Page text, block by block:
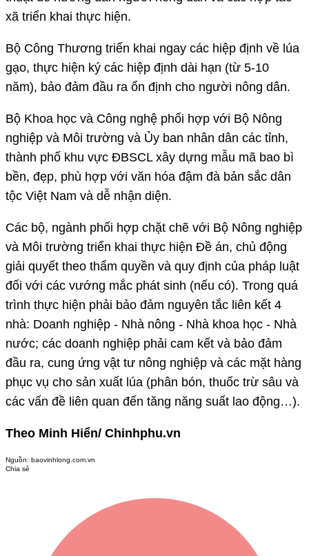
xã triển khai thực hiện.
Bộ Công Thương triển khai ngay các hiệp định về lúa
gạo, thực hiện ký các hiệp định dài hạn (từ 5-10
năm), bảo đảm đầu ra ổn định cho người nông dân.
Bộ Khoa học và Công nghệ phối hợp với Bộ Nông
nghiệp và Môi trường và Ủy ban nhân dân các tỉnh,
thành phố khu vực ĐBSCL xây dựng mẫu mã bao bì
bền, đẹp, phù hợp với văn hóa đậm đà bản sắc dân
tộc Việt Nam và dễ nhận diện.
Các bộ, ngành phối hợp chặt chẽ với Bộ Nông nghiệp
và Môi trường triển khai thực hiện Đề án, chủ động
giải quyết theo thẩm quyền và quy định của pháp luật
đối với các vướng mắc phát sinh (nếu có). Trong quá
trình thực hiện phải bảo đảm nguyên tắc liên kết 4
nhà: Doanh nghiệp - Nhà nông - Nhà khoa học - Nhà
nước; các doanh nghiệp phải cam kết và bảo đảm
đầu ra, cung ứng vật tư nông nghiệp và các mặt hàng
phục vụ cho sản xuất lúa (phân bón, thuốc trừ sâu và
các vấn đề liên quan đến tăng năng suất lao động…).
Theo Minh Hiển/ Chinhphu.vn
Nguồn: baovinhlong.com.vn
Chia sẻ